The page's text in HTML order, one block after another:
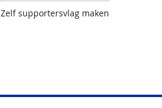
Zelf supportersvlag maken